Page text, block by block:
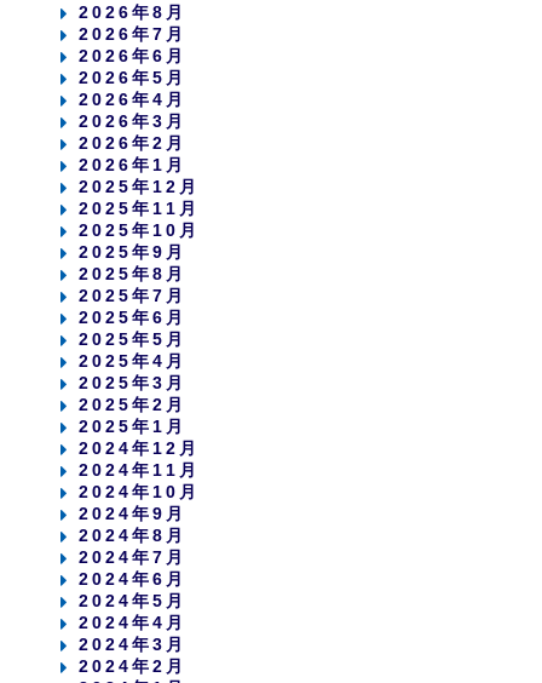
2026年8月
2026年7月
2026年6月
2026年5月
2026年4月
2026年3月
2026年2月
2026年1月
2025年12月
2025年11月
2025年10月
2025年9月
2025年8月
2025年7月
2025年6月
2025年5月
2025年4月
2025年3月
2025年2月
2025年1月
2024年12月
2024年11月
2024年10月
2024年9月
2024年8月
2024年7月
2024年6月
2024年5月
2024年4月
2024年3月
2024年2月